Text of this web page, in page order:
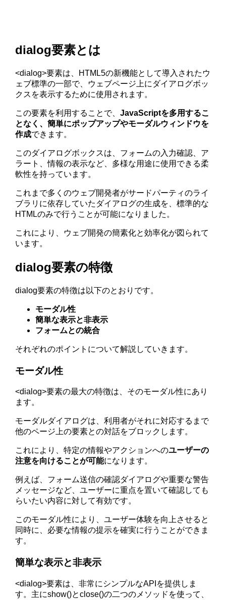
dialog要素とは
<dialog>要素は、HTML5の新機能として導入されたウ
ェブ標準の一部で、ウェブページ上にダイアログボッ
クスを表示するために使用されます。
この要素を利用することで、JavaScriptを多用するこ
となく、簡単にポップアップやモーダルウィンドウを
作成できます。
このダイアログボックスは、フォームの入力確認、ア
ラート、情報の表示など、多様な用途に使用できる柔
軟性を持っています。
これまで多くのウェブ開発者がサードパーティのライ
ブラリに依存していたダイアログの生成を、標準的な
HTMLのみで行うことが可能になりました。
これにより、ウェブ開発の簡素化と効率化が図られて
います。
dialog要素の特徴
dialog要素の特徴は以下のとおりです。
モーダル性
簡単な表示と非表示
フォームとの統合
それぞれのポイントについて解説していきます。
モーダル性
<dialog>要素の最大の特徴は、そのモーダル性にあり
ます。
モーダルダイアログは、利用者がそれに対応するまで
他のページ上の要素との対話をブロックします。
これにより、特定の情報やアクションへのユーザーの
注意を向けることが可能になります。
例えば、フォーム送信の確認ダイアログや重要な警告
メッセージなど、ユーザーに重点を置いて確認しても
らいたい内容に対して有効です。
このモーダル性により、ユーザー体験を向上させると
同時に、必要な情報の提示を確実に行うことができま
す。
簡単な表示と非表示
<dialog>要素は、非常にシンプルなAPIを提供しま
す。主にshow()とclose()の二つのメソッドを使って、